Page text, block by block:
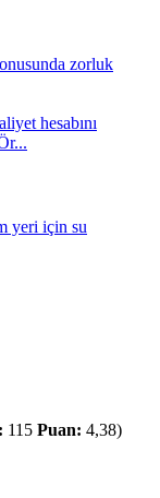
zorluk
hesabını
yeri için su
115 Puan: 4,38)